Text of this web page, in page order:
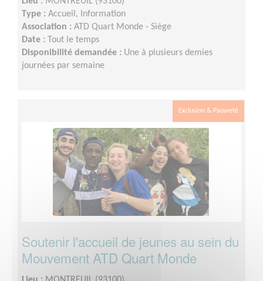
Type : Accueil, Information
Association : ATD Quart Monde - Siège
Date : Tout le temps
Disponibilité demandée : Une à plusieurs demies
journées par semaine
Exclusion & Pauvreté
Soutenir l'accueil de jeunes au sein du
Mouvement ATD Quart Monde